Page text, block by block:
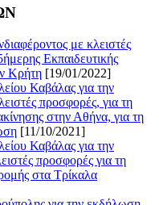
με κλειστές
Εκπαιδευτικής
Κρήτη [19/01/2022]
Καβάλας για την
προσφορές, για τη
στην Αθήνα, για τη
[11/10/2021]
Καβάλας για την
προσφορές για τη
στα Τρίκαλα